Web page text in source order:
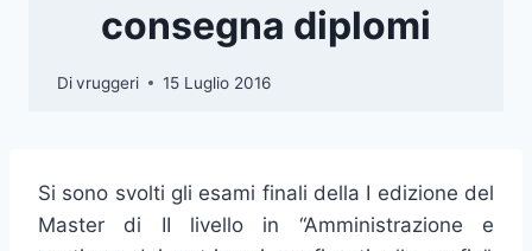
consegna diplomi
Divruggeri 15 Luglio 2016
Si sono svolti gli esami finali della I edizione del
Master di II livello in “Amministrazione e